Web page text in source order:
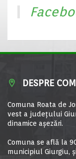
DESPRE
Comuna Roata de
vest a judeţului
dinamice aşezări.
Comuna se află la
municipiul Giurgiu,